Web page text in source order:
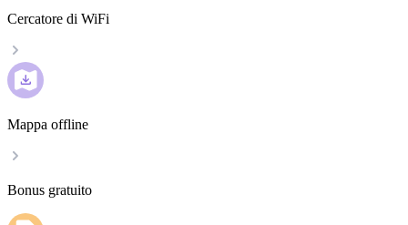
Cercatore di WiFi
Mappa offline
Bonus gratuito